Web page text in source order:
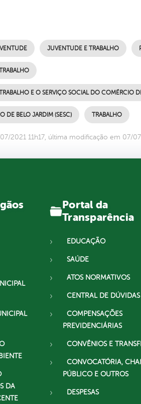
JUVENTUDE E TRABALHO
E O SERVIÇO SOCIAL DO COMÉRCIO
DE BELO JARDIM (SESC) TRABALHO
2021 11h17, última modificação em 07/
DA
Portal da
Transparência
EDUCAÇÃO
SAÚDE
ATOS NORMATIVOS
CENTRAL DE DÚVIDAS
COMPENSAÇÕES
PREVIDENCIÁRIAS
CONVÊNIOS E
CONVOCATÓRIA,
PÚBLICO E OUTROS
DESPESAS